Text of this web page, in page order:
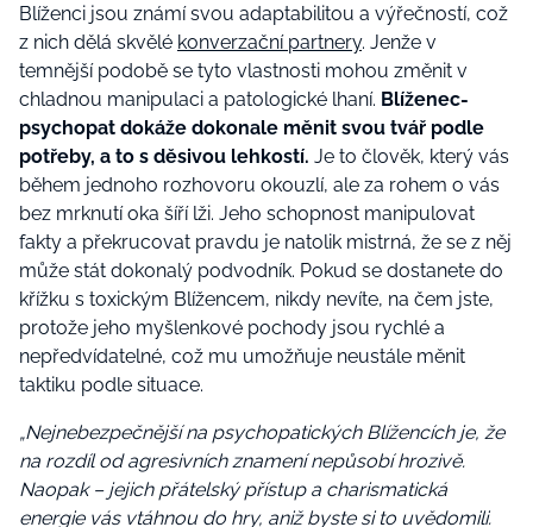
Blíženci jsou známí svou adaptabilitou a výřečností, což
z nich dělá skvělé konverzační partnery. Jenže v
temnější podobě se tyto vlastnosti mohou změnit v
chladnou manipulaci a patologické lhaní. Blíženec-
psychopat dokáže dokonale měnit svou tvář podle
potřeby, a to s děsivou lehkostí. Je to člověk, který vás
během jednoho rozhovoru okouzlí, ale za rohem o vás
bez mrknutí oka šíří lži. Jeho schopnost manipulovat
fakty a překrucovat pravdu je natolik mistrná, že se z něj
může stát dokonalý podvodník. Pokud se dostanete do
křížku s toxickým Blížencem, nikdy nevíte, na čem jste,
protože jeho myšlenkové pochody jsou rychlé a
nepředvídatelné, což mu umožňuje neustále měnit
taktiku podle situace.
„Nejnebezpečnější na psychopatických Blížencích je, že
na rozdíl od agresivních znamení nepůsobí hrozivě.
Naopak – jejich přátelský přístup a charismatická
energie vás vtáhnou do hry, aniž byste si to uvědomili.